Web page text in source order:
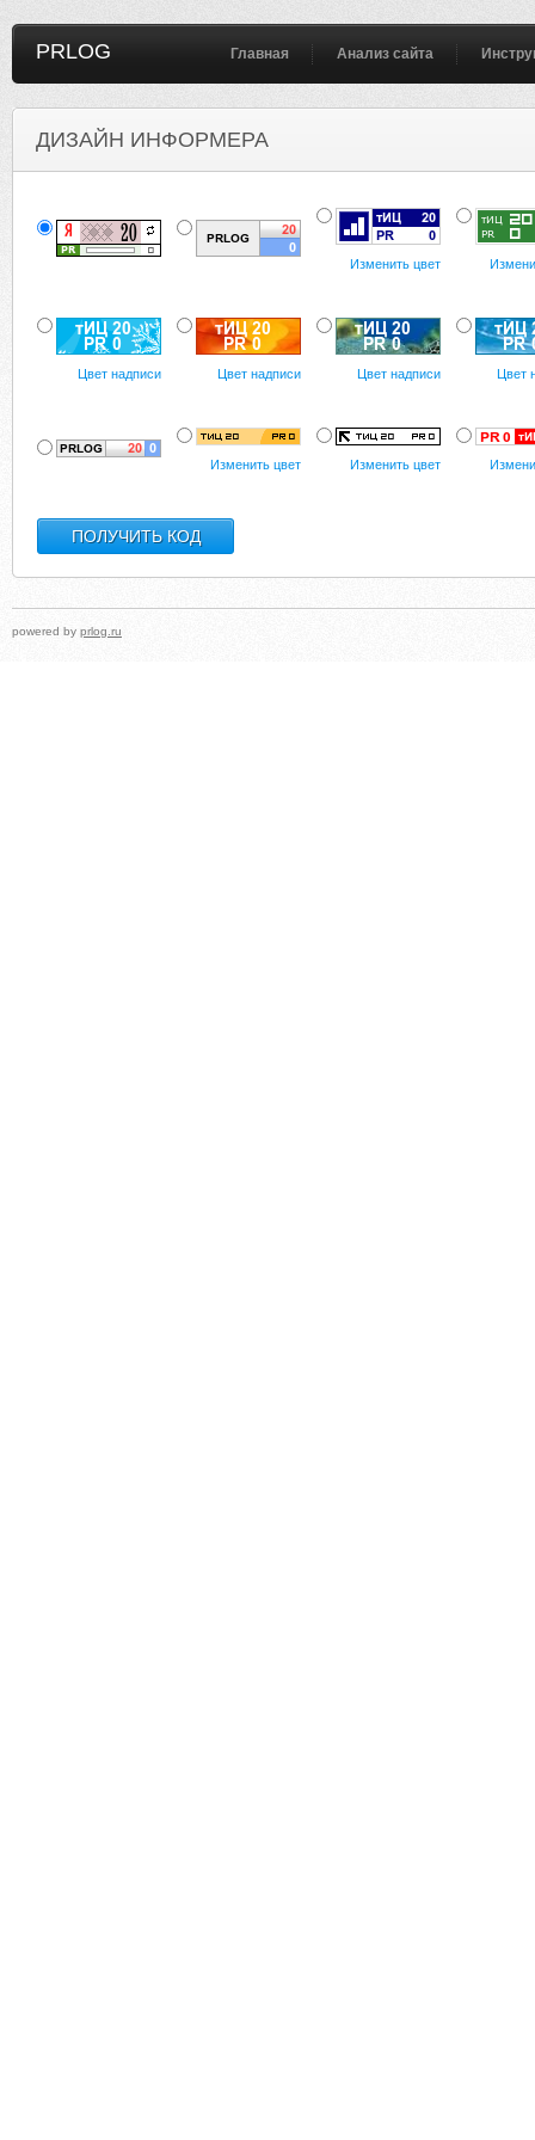
PRLOG Главная Анализ сайта
ДИЗАЙН ИНФОРМЕРА
Изменить цвет
Цвет надписи Цвет надписи Цвет надписи Цвет
Изменить цвет Изменить цвет
powered by prlog.ru